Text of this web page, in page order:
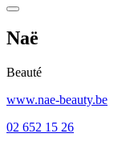
Naë
Beauté
www.nae-beauty.be
02 652 15 26